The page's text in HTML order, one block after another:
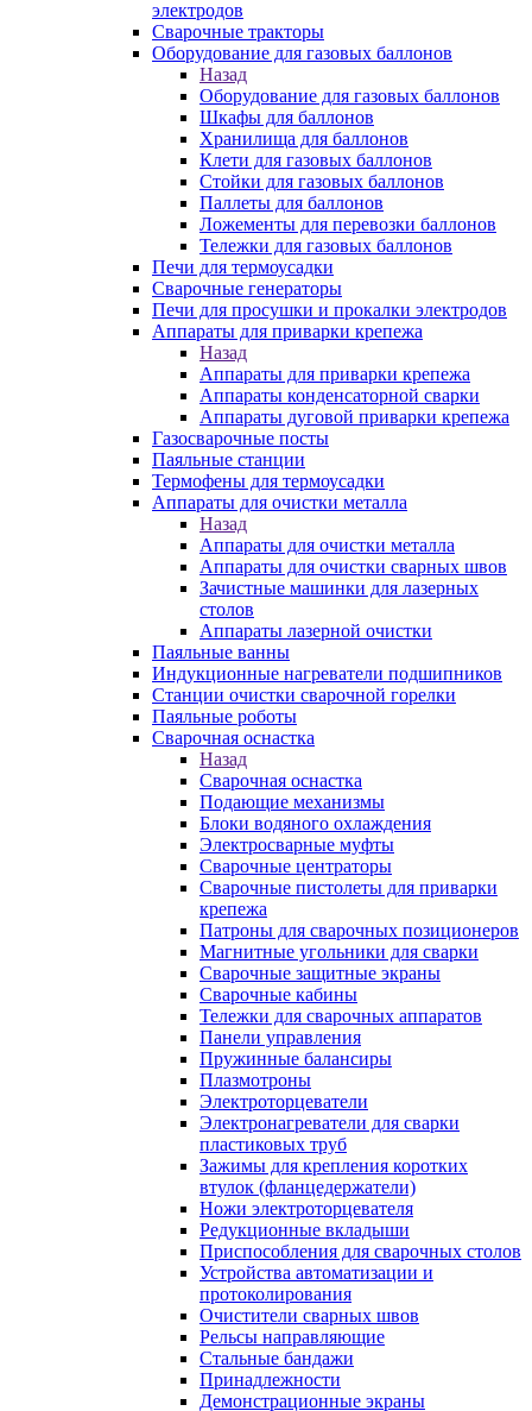
электродов
Сварочные тракторы
Оборудование для газовых баллонов
Назад
Оборудование для газовых баллонов
Шкафы для баллонов
Хранилища для баллонов
Клети для газовых баллонов
Стойки для газовых баллонов
Паллеты для баллонов
Ложементы для перевозки баллонов
Тележки для газовых баллонов
Печи для термоусадки
Сварочные генераторы
Печи для просушки и прокалки электродов
Аппараты для приварки крепежа
Назад
Аппараты для приварки крепежа
Аппараты конденсаторной сварки
Аппараты дуговой приварки крепежа
Газосварочные посты
Паяльные станции
Термофены для термоусадки
Аппараты для очистки металла
Назад
Аппараты для очистки металла
Аппараты для очистки сварных швов
Зачистные машинки для лазерных
столов
Аппараты лазерной очистки
Паяльные ванны
Индукционные нагреватели подшипников
Станции очистки сварочной горелки
Паяльные роботы
Сварочная оснастка
Назад
Сварочная оснастка
Подающие механизмы
Блоки водяного охлаждения
Электросварные муфты
Сварочные центраторы
Сварочные пистолеты для приварки
крепежа
Патроны для сварочных позиционеров
Магнитные угольники для сварки
Сварочные защитные экраны
Сварочные кабины
Тележки для сварочных аппаратов
Панели управления
Пружинные балансиры
Плазмотроны
Электроторцеватели
Электронагреватели для сварки
пластиковых труб
Зажимы для крепления коротких
втулок (фланцедержатели)
Ножи электроторцевателя
Редукционные вкладыши
Приспособления для сварочных столов
Устройства автоматизации и
протоколирования
Очистители сварных швов
Рельсы направляющие
Стальные бандажи
Принадлежности
Демонстрационные экраны